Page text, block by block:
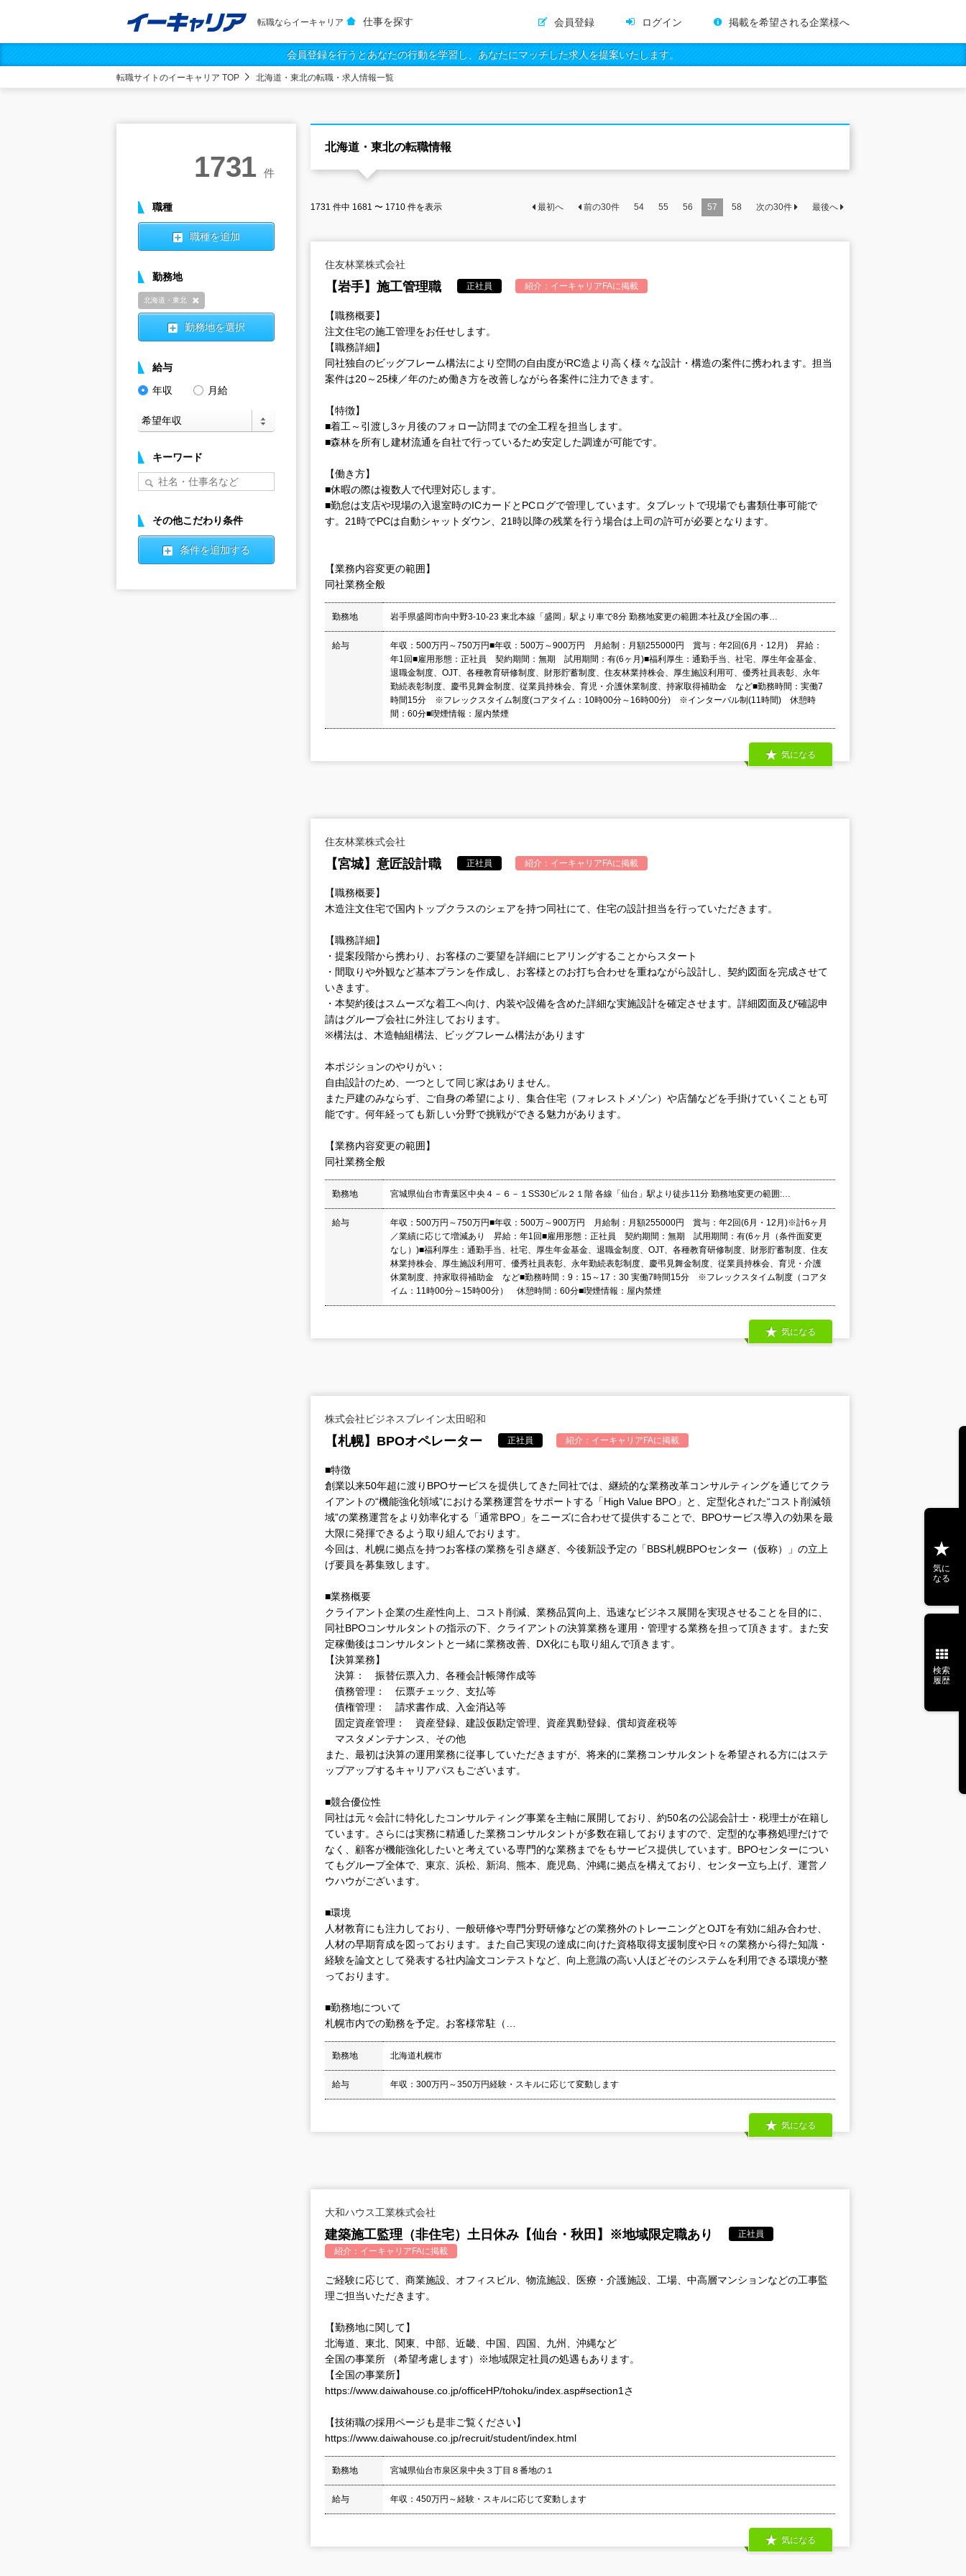
転職ならイーキャリア 仕事を探す 会員登録 ログイン 掲載を希望される企業様へ
会員登録を行うとあなたの行動を学習し、あなたにマッチした求人を提案いたします。
転職サイトのイーキャリア TOP 北海道・東北の転職・求人情報一覧
北海道・東北の転職情報
1731 件中 1681 〜 1710 件を表示 最初へ 前の30件 54 55 56 57 58 次の30件 最後へ
住友林業株式会社
【岩手】施工管理職 正社員 紹介： イーキャリアFAに掲載
【職務概要】
注文住宅の施工管理をお任せします。
【職務詳細】
同社独自のビッグフレーム構法により空間の自由度がRC造より高く様々な設計・構造の案件に携われます。担当
案件は20～25棟／年のため働き方を改善しながら各案件に注力できます。
【特徴】
■着工～引渡し3ヶ月後のフォロー訪問までの全工程を担当します。
■森林を所有し建材流通を自社で行っているため安定した調達が可能です。
【働き方】
■休暇の際は複数人で代理対応します。
■勤怠は支店や現場の入退室時のICカードとPCログで管理しています。タブレットで現場でも書類仕事可能で
す。21時でPCは自動シャットダウン、21時以降の残業を行う場合は上司の許可が必要となります。
【業務内容変更の範囲】
同社業務全般
勤務地 岩手県盛岡市向中野3-10-23 東北本線「盛岡」駅より車で8分 勤務地変更の範囲:本社及び全国の事…
給与
年収：500万円～750万円■年収：500万～900万円 月給制：月額255000円 賞与：年2回(6月・12月) 昇給：
年1回■雇用形態：正社員 契約期間：無期 試用期間：有(6ヶ月)■福利厚生：通勤手当、社宅、厚生年金基金、
退職金制度、OJT、各種教育研修制度、財形貯蓄制度、住友林業持株会、厚生施設利用可、優秀社員表彰、永年
勤続表彰制度、慶弔見舞金制度、従業員持株会、育児・介護休業制度、持家取得補助金 など■勤務時間：実働7
時間15分 ※フレックスタイム制度(コアタイム：10時00分～16時00分) ※インターバル制(11時間) 休憩時
間：60分■喫煙情報：屋内禁煙
気になる
住友林業株式会社
【宮城】意匠設計職 正社員 紹介： イーキャリアFAに掲載
【職務概要】
木造注文住宅で国内トップクラスのシェアを持つ同社にて、住宅の設計担当を行っていただきます。
【職務詳細】
・提案段階から携わり、お客様のご要望を詳細にヒアリングすることからスタート
・間取りや外観など基本プランを作成し、お客様とのお打ち合わせを重ねながら設計し、契約図面を完成させて
いきます。
・本契約後はスムーズな着工へ向け、内装や設備を含めた詳細な実施設計を確定させます。詳細図面及び確認申
請はグループ会社に外注しております。
※構法は、木造軸組構法、ビッグフレーム構法があります
本ポジションのやりがい：
自由設計のため、一つとして同じ家はありません。
また戸建のみならず、ご自身の希望により、集合住宅（フォレストメゾン）や店舗などを手掛けていくことも可
能です。何年経っても新しい分野で挑戦ができる魅力があります。
【業務内容変更の範囲】
同社業務全般
勤務地 宮城県仙台市青葉区中央４－６－１SS30ビル２１階 各線「仙台」駅より徒歩11分 勤務地変更の範囲:…
給与
年収：500万円～750万円■年収：500万～900万円 月給制：月額255000円 賞与：年2回(6月・12月)※計6ヶ月
／業績に応じて増減あり 昇給：年1回■雇用形態：正社員 契約期間：無期 試用期間：有(6ヶ月（条件面変更
なし）)■福利厚生：通勤手当、社宅、厚生年金基金、退職金制度、OJT、各種教育研修制度、財形貯蓄制度、住友
林業持株会、厚生施設利用可、優秀社員表彰、永年勤続表彰制度、慶弔見舞金制度、従業員持株会、育児・介護
休業制度、持家取得補助金 など■勤務時間：9：15～17：30 実働7時間15分 ※フレックスタイム制度（コアタ
イム：11時00分～15時00分） 休憩時間：60分■喫煙情報：屋内禁煙
気になる
株式会社ビジネスブレイン太田昭和
【札幌】BPOオペレーター 正社員 紹介： イーキャリアFAに掲載
■特徴
創業以来50年超に渡りBPOサービスを提供してきた同社では、継続的な業務改革コンサルティングを通じてクラ
イアントの“機能強化領域”における業務運営をサポートする「High Value BPO」と、定型化された“コスト削減領
域”の業務運営をより効率化する「通常BPO」をニーズに合わせて提供することで、BPOサービス導入の効果を最
大限に発揮できるよう取り組んでおります。
今回は、札幌に拠点を持つお客様の業務を引き継ぎ、今後新設予定の「BBS札幌BPOセンター（仮称）」の立上
げ要員を募集致します。
■業務概要
クライアント企業の生産性向上、コスト削減、業務品質向上、迅速なビジネス展開を実現させることを目的に、
同社BPOコンサルタントの指示の下、クライアントの決算業務を運用・管理する業務を担って頂きます。また安
定稼働後はコンサルタントと一緒に業務改善、DX化にも取り組んで頂きます。
【決算業務】
決算： 振替伝票入力、各種会計帳簿作成等
債務管理： 伝票チェック、支払等
債権管理： 請求書作成、入金消込等
固定資産管理： 資産登録、建設仮勘定管理、資産異動登録、償却資産税等
マスタメンテナンス、その他
また、最初は決算の運用業務に従事していただきますが、将来的に業務コンサルタントを希望される方にはステ
ップアップするキャリアパスもございます。
■競合優位性
同社は元々会計に特化したコンサルティング事業を主軸に展開しており、約50名の公認会計士・税理士が在籍し
ています。さらには実務に精通した業務コンサルタントが多数在籍しておりますので、定型的な事務処理だけで
なく、顧客が機能強化したいと考えている専門的な業務までをもサービス提供しています。BPOセンターについ
てもグループ全体で、東京、浜松、新潟、熊本、鹿児島、沖縄に拠点を構えており、センター立ち上げ、運営ノ
ウハウがございます。
■環境
人材教育にも注力しており、一般研修や専門分野研修などの業務外のトレーニングとOJTを有効に組み合わせ、
人材の早期育成を図っております。また自己実現の達成に向けた資格取得支援制度や日々の業務から得た知識・
経験を論文として発表する社内論文コンテストなど、向上意識の高い人ほどそのシステムを利用できる環境が整
っております。
■勤務地について
札幌市内での勤務を予定。お客様常駐（…
勤務地 北海道札幌市
給与 年収：300万円～350万円経験・スキルに応じて変動します
気になる
大和ハウス工業株式会社
建築施工監理（非住宅）土日休み【仙台・秋田】※地域限定職あり
正社員
紹介： イーキャリアFAに掲載
ご経験に応じて、商業施設、オフィスビル、物流施設、医療・介護施設、工場、中高層マンションなどの工事監
理ご担当いただきます。
【勤務地に関して】
北海道、東北、関東、中部、近畿、中国、四国、九州、沖縄など
全国の事業所 （希望考慮します）※地域限定社員の処遇もあります。
【全国の事業所】
https://www.daiwahouse.co.jp/officeHP/tohoku/index.asp#section1さ
【技術職の採用ページも是非ご覧ください】
https://www.daiwahouse.co.jp/recruit/student/index.html
勤務地 宮城県仙台市泉区泉中央３丁目８番地の１
給与 年収：450万円～経験・スキルに応じて変動します
気になる
1731 件
職種
職種を追加
勤務地
北海道・東北
勤務地を選択
給与
年収
月給
キーワード
その他こだわり条件
条件を追加する
気に
なる
検索
履歴